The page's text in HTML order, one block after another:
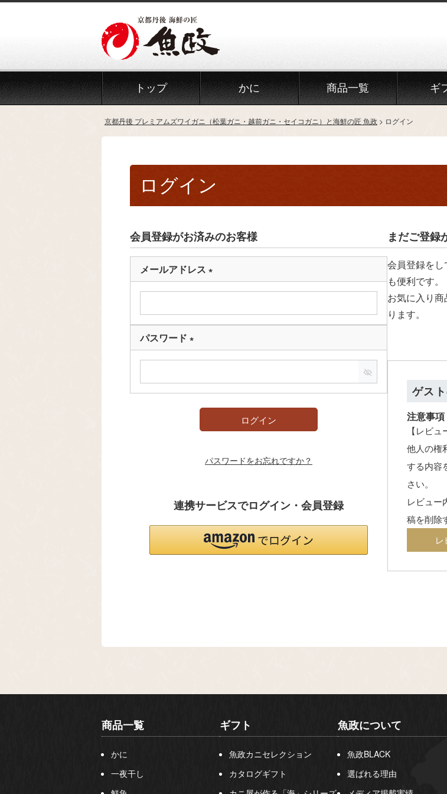
トップ かに 商品一覧 ギ
京都丹後 プレミアムズワイガニ（松葉ガニ・越前ガニ・セイコガニ）と海鮮の匠 魚政 ログイン
ログイン
会員登録がお済みのお客様
メールアドレス
(
須
パスワード
(
須
ログイン
パスワードをお忘れですか？
連携サービスでログイン・会員登録
まだご登録
会員登録を
も便利です。
お気に入り
ります。
ゲス
注意事項
【レビ
他人の権
する内容
さい。
レビュー
稿を削除
レ
商品一覧
かに
一夜干し
ギフト
魚政カニセレクション
カタログギフト
魚政について
魚政BLACK
選ばれる理由